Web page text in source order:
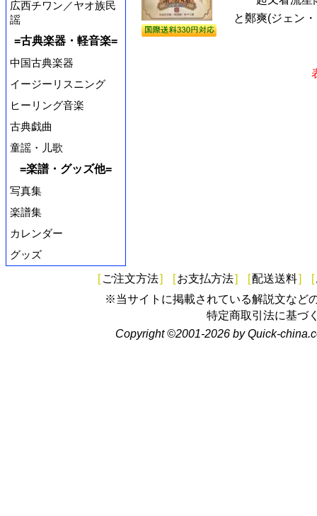
広西チワン／ヤオ族民
謡
=古典楽器・軽音楽=
中国古典楽器
イージーリスニング
ヒーリング音楽
古典戯曲
童謡・儿歌
=楽譜・グッズ他=
写真集
楽譜集
カレンダー
グッズ
と鄭爽(ジェン
[ ご注文方法] [お支払方法] [配送送料] [
※当サイトに掲載されている解説文など
特定商取引法に基づ
Copyright ©2001-2026 by Quick-